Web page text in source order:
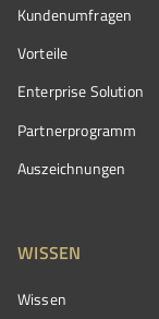
Kundenumfragen
Vorteile
Enterprise Solution
Partnerprogramm
Auszeichnungen
WISSEN
Wissen